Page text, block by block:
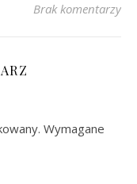
Brak komentarzy
Wymagane